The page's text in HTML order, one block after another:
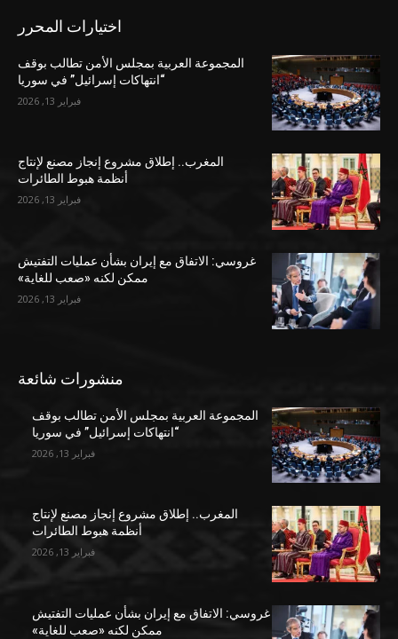
اختيارات المحرر
المجموعة العربية بمجلس الأمن تطالب بوقف
“انتهاكات إسرائيل” في سوريا
فبراير 13, 2026
المغرب.. إطلاق مشروع إنجاز مصنع لإنتاج
أنظمة هبوط الطائرات
فبراير 13, 2026
غروسي: الاتفاق مع إيران بشأن عمليات التفتيش
ممكن لكنه «صعب للغاية»
فبراير 13, 2026
منشورات شائعة
المجموعة العربية بمجلس الأمن تطالب بوقف
“انتهاكات إسرائيل” في سوريا
فبراير 13, 2026
المغرب.. إطلاق مشروع إنجاز مصنع لإنتاج
أنظمة هبوط الطائرات
فبراير 13, 2026
غروسي: الاتفاق مع إيران بشأن عمليات التفتيش
ممكن لكنه «صعب للغاية»